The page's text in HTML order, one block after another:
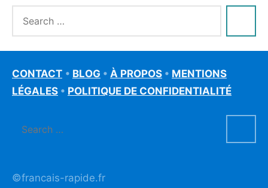
CONTACT • BLOG • À PROPOS • MENTIONS
LÉGALES • POLITIQUE DE CONFIDENTIALITÉ
©francais-rapide.fr